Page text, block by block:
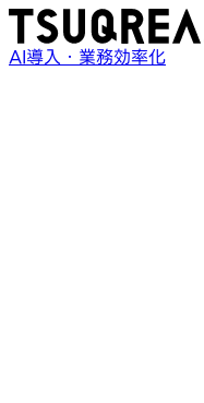
AI導入・業務効率化